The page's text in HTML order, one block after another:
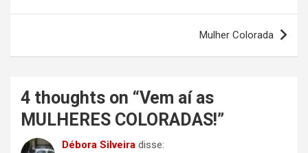
Mulher Colorada
4 thoughts on “Vem aí as
MULHERES COLORADAS!”
Débora Silveira disse: